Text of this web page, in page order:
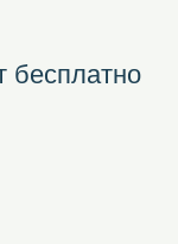
бесплатно